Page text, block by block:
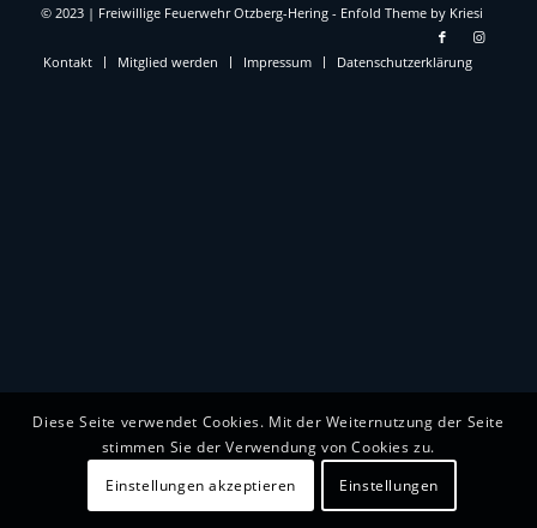
© 2023 | Freiwillige Feuerwehr Otzberg-Hering - Enfold Theme by Kriesi
Kontakt Mitglied werden Impressum Datenschutzerklärung
Diese Seite verwendet Cookies. Mit der Weiternutzung der Seite
stimmen Sie der Verwendung von Cookies zu.
Einstellungen akzeptieren
Einstellungen